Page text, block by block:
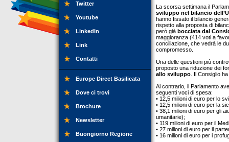
Twitter
Youtube
LinkedIn
Link
Contatti
Europe Direct Basilicata
Dove ci trovi
Brochure
Newsletter
Buongiorno Regione
La scorsa settimana il
sviluppo nel bilancio
hanno fissato il bilancio
rispetto alla proposta di
però già bocciata dal
maggioranza (414 voti a
conciliazione, che vedrà le
compromesso.
Una delle questioni più
proposto una riduzione dei
allo sviluppo . Il Consiglio
Al contrario, il Parlamento
seguenti voci di spesa:
• 12,5 milioni di euro per lo
• 12,5 milioni di euro per la
• 38,1 milioni di euro per gli
umanitarie);
• 119 milioni di euro per il
• 27 milioni di euro per il
• 16 milioni di euro per i